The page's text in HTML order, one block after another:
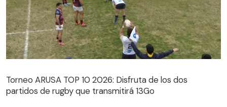
Torneo ARUSA TOP 10 2026: Disfruta de los dos
partidos de rugby que transmitirá 13Go